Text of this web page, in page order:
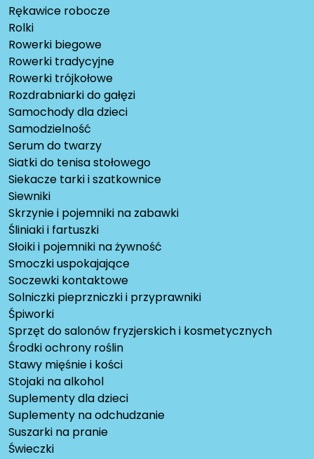
Rękawice robocze
Rolki
Rowerki biegowe
Rowerki tradycyjne
Rowerki trójkołowe
Rozdrabniarki do gałęzi
Samochody dla dzieci
Samodzielność
Serum do twarzy
Siatki do tenisa stołowego
Siekacze tarki i szatkownice
Siewniki
Skrzynie i pojemniki na zabawki
Śliniaki i fartuszki
Słoiki i pojemniki na żywność
Smoczki uspokajające
Soczewki kontaktowe
Solniczki pieprzniczki i przyprawniki
Śpiworki
Sprzęt do salonów fryzjerskich i kosmetycznych
Środki ochrony roślin
Stawy mięśnie i kości
Stojaki na alkohol
Suplementy dla dzieci
Suplementy na odchudzanie
Suszarki na pranie
Świeczki